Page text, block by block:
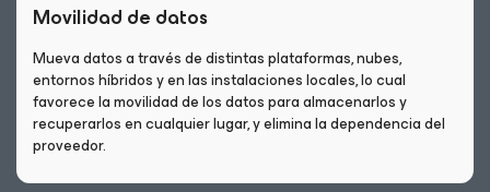
Movilidad de datos
Mueva datos a través de distintas plataformas, nubes,
entornos híbridos y en las instalaciones locales, lo cual
favorece la movilidad de los datos para almacenarlos y
recuperarlos en cualquier lugar, y elimina la dependencia del
proveedor.